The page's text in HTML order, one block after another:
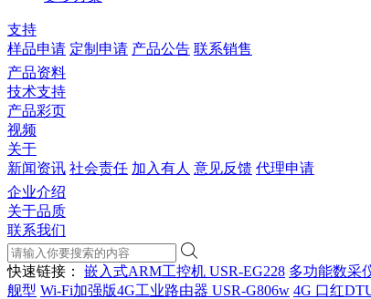
支持
样品申请 定制申请 产品公告 联系销售
产品资料
技术支持
产品彩页
视频
关于
新闻资讯 社会责任 加入有人 意见反馈 代理申请
企业介绍
关于品质
联系我们
快速链接： 嵌入式ARM工控机 USR-EG228 多功能数采
舰型 Wi-Fi加强版4G工业路由器 USR-G806w 4G 口红